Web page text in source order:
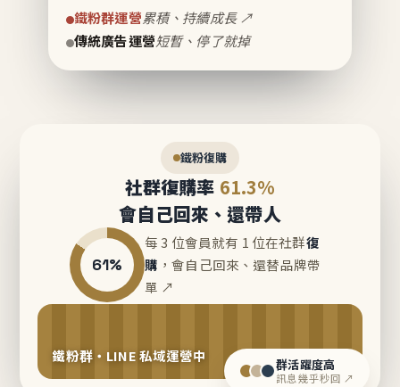
鐵粉群運營累積、持續成長 ↗
傳統廣告運營短暫、停了就掉
鐵粉復購
社群復購率 61.3%
會自己回來、還帶人
61%
每 3 位會員就有 1 位在社群復
購 ，會自己回來、還替品牌帶
單 ↗
鐵粉群・LINE 私域運營中 群活躍度高
訊息幾乎秒回 ↗